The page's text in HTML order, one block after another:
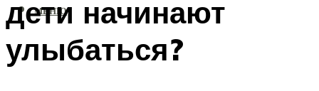
МЕНЮ
дети начинают
улыбаться?